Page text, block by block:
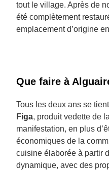
tout le village. Après de
été complètement
emplacement d’origine
Que faire à
Tous les deux ans se
Figa, produit vedette de
manifestation, en plus
économiques de la
cuisine élaborée à partir
dynamique, avec des